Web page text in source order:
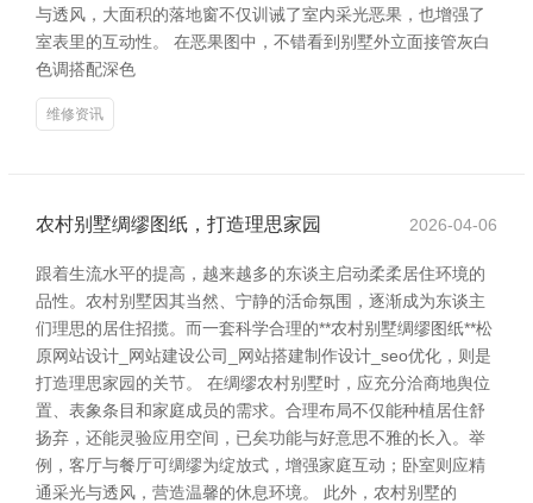
与透风，大面积的落地窗不仅训诫了室内采光恶果，也增强了
室表里的互动性。 在恶果图中，不错看到别墅外立面接管灰白
色调搭配深色
维修资讯
农村别墅绸缪图纸，打造理思家园 2026-04-06
跟着生流水平的提高，越来越多的东谈主启动柔柔居住环境的
品性。农村别墅因其当然、宁静的活命氛围，逐渐成为东谈主
们理思的居住招揽。而一套科学合理的**农村别墅绸缪图纸**松
原网站设计_网站建设公司_网站搭建制作设计_seo优化，则是
打造理思家园的关节。 在绸缪农村别墅时，应充分洽商地舆位
置、表象条目和家庭成员的需求。合理布局不仅能种植居住舒
扬弃，还能灵验应用空间，已矣功能与好意思不雅的长入。举
例，客厅与餐厅可绸缪为绽放式，增强家庭互动；卧室则应精
通采光与透风，营造温馨的休息环境。 此外，农村别墅的